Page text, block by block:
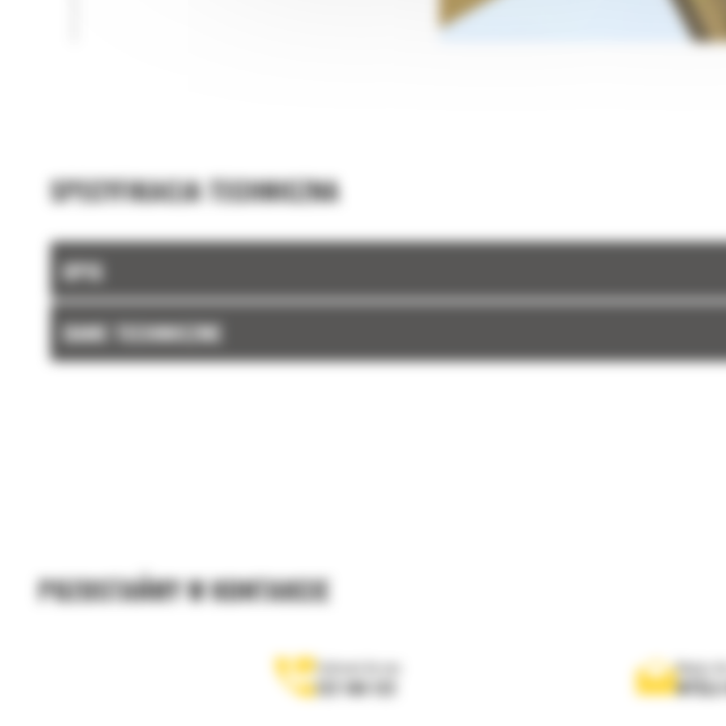
SPECYFIKACJA TECHNICZNA
OPIS
DANE TECHNICZNE
POZOSTAŃMY W KONTAKCIE
Zadzwoń do nas
122 100 122
Napisz